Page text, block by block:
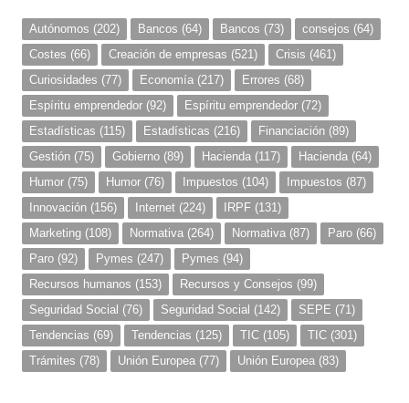
Autónomos (202) Bancos (64) Bancos (73) consejos (64)
Costes (66) Creación de empresas (521) Crisis (461)
Curiosidades (77) Economía (217) Errores (68)
Espíritu emprendedor (92) Espíritu emprendedor (72)
Estadísticas (115) Estadísticas (216) Financiación (89)
Gestión (75) Gobierno (89) Hacienda (117) Hacienda (64)
Humor (75) Humor (76) Impuestos (104) Impuestos (87)
Innovación (156) Internet (224) IRPF (131)
Marketing (108) Normativa (264) Normativa (87) Paro (66)
Paro (92) Pymes (247) Pymes (94)
Recursos humanos (153) Recursos y Consejos (99)
Seguridad Social (76) Seguridad Social (142) SEPE (71)
Tendencias (69) Tendencias (125) TIC (105) TIC (301)
Trámites (78) Unión Europea (77) Unión Europea (83)